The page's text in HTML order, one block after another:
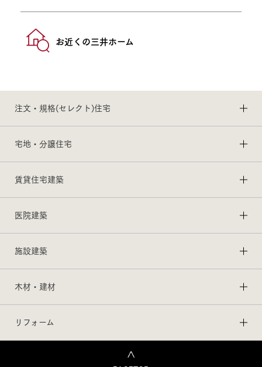
お近くの三井ホーム
注文・規格(セレクト)住宅
宅地・分譲住宅
賃貸住宅建築
医院建築
施設建築
木材・建材
リフォーム